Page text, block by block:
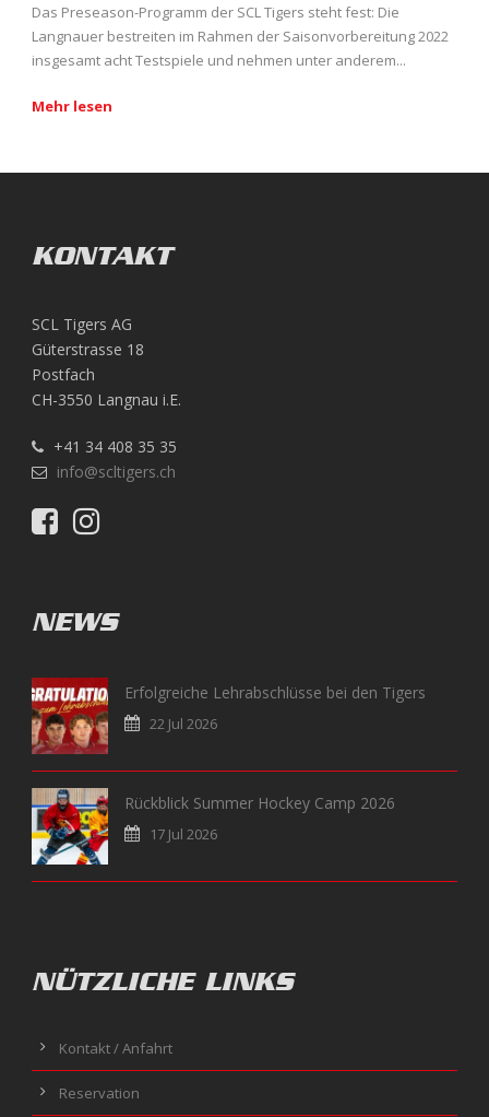
Das Preseason-Programm der SCL Tigers steht fest: Die
Langnauer bestreiten im Rahmen der Saisonvorbereitung 2022
insgesamt acht Testspiele und nehmen unter anderem...
Mehr lesen
KONTAKT
SCL Tigers AG
Güterstrasse 18
Postfach
CH-3550 Langnau i.E.
+41 34 408 35 35
info@scltigers.ch
NEWS
Erfolgreiche Lehrabschlüsse bei den Tigers
22 Jul 2026
Rückblick Summer Hockey Camp 2026
17 Jul 2026
NÜTZLICHE LINKS
Kontakt / Anfahrt
Reservation